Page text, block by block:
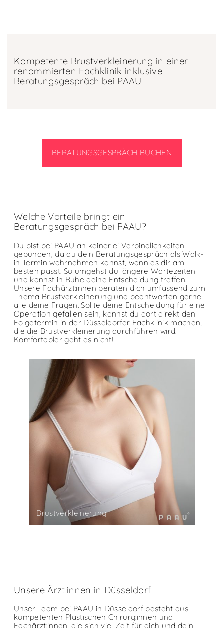
Kompetente Brustverkleinerung in einer
renommierten Fachklinik inklusive
Beratungsgespräch bei PAAU
BERATUNGSGESPRÄCH BUCHEN
Welche Vorteile bringt ein
Beratungsgespräch bei PAAU?
Du bist bei PAAU an keinerlei Verbindlichkeiten
gebunden, da du dein Beratungsgespräch als Walk-
in Termin wahrnehmen kannst, wann es dir am
besten passt. So umgehst du längere Wartezeiten
und kannst in Ruhe deine Entscheidung treffen.
Unsere Fachärzt:innen beraten dich umfassend zum
Thema Brustverkleinerung und beantworten gerne
alle deine Fragen. Sollte deine Entscheidung für eine
Operation gefallen sein, kannst du dort direkt den
Folgetermin in der Düsseldorfer Fachklinik machen,
die die Brustverkleinerung durchführen wird.
Komfortabler geht es nicht!
Brustverkleinerung
Unsere Ärzt:innen in Düsseldorf
Unser Team bei PAAU in Düsseldorf besteht aus
kompetenten Plastischen Chirurg:innen und
Fachärzt:innen, die sich viel Zeit für dich und dein